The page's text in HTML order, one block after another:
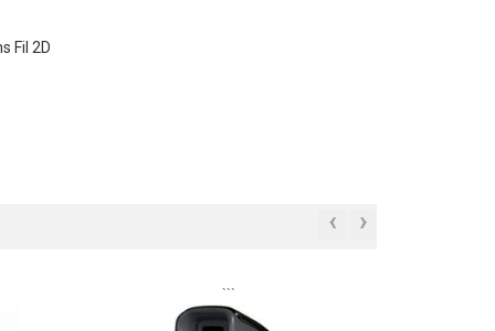
Fil 2D
‹ ›
```